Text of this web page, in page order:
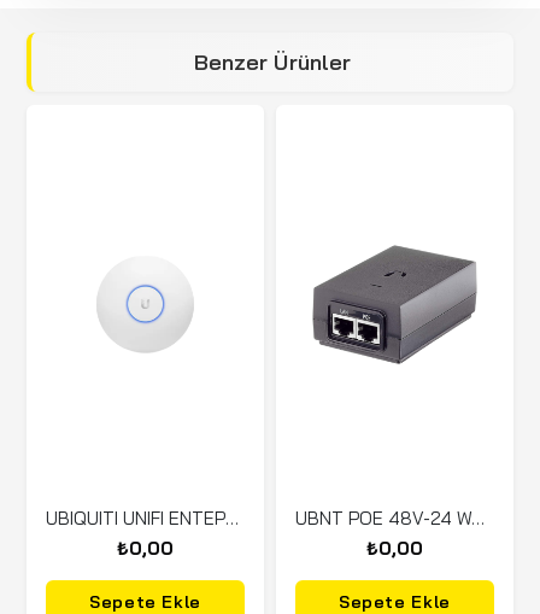
Benzer Ürünler
UBIQUITI UNIFI ENTEPRISE AP-LONG RANGE (UAP-LR)
₺0,00
Sepete Ekle
UBNT POE 48V-24 WATT Gigabit (POE-48-24W-G)
₺0,00
Sepete Ekle